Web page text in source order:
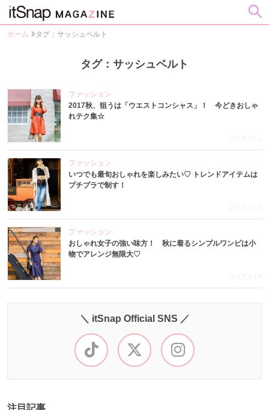
ホーム タグ：サッシュベルト
タグ：サッシュベルト
ファッション
2017秋、狙うは「ウエストコンシャス」！ 今どきおしゃ
れテク集☆
2017.10.4
ファッション
いつでも最旬おしゃれを楽しみたい♡ トレンドアイテムは
プチプラで制す！
2017.9.29
ファッション
おしゃれ女子の強い味方！ 秋に着るシンプルワンピは小
物でアレンジ無限大♡
2017.9.19
＼ itSnap Official SNS ／
注目記事